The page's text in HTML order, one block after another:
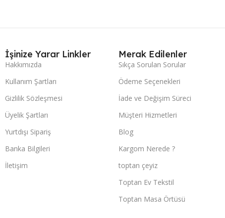
İşinize Yarar Linkler
Hakkımızda
Kullanım Şartları
Gizlilik Sözleşmesi
Üyelik Şartları
Yurtdışı Sipariş
Banka Bilgileri
İletişim
Merak Edilenler
Sıkça Sorulan Sorular
Ödeme Seçenekleri
İade ve Değişim Süreci
Müşteri Hizmetleri
Blog
Kargom Nerede ?
toptan çeyiz
Toptan Ev Tekstil
Toptan Masa Örtüsü